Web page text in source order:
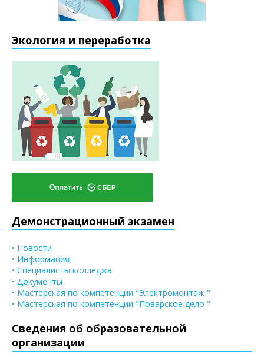
Экология и переработка
Демонстрационный экзамен
• Новости
• Информация
• Специалисты колледжа
• Документы
• Мастерская по компетенции "Электромонтаж "
• Мастерская по компетенции "Поварское дело "
Сведения об образовательной
организации